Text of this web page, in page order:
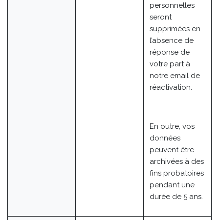
personnelles
seront
supprimées en
l’absence de
réponse de
votre part à
notre email de
réactivation.
En outre, vos
données
peuvent être
archivées à des
fins probatoires
pendant une
durée de 5 ans.